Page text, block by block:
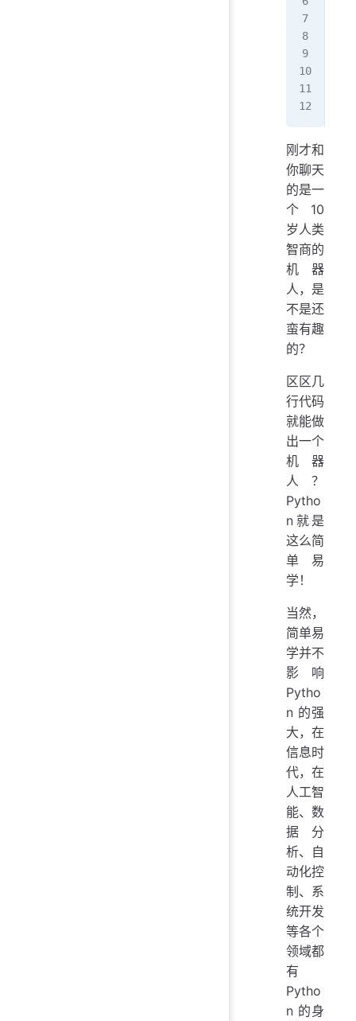
刚才和
你聊天
的是一
个10
岁人类
智商的
机器
人，是
不是还
蛮有趣
的？
区区几
行代码
就能做
出一个
机器
人？
Pytho
n就是
这么简
单易
学！
当然，
简单易
学并不
影响
Pytho
n 的强
大，在
信息时
代，在
人工智
能、数
据分
析、自
动化控
制、系
统开发
等各个
领域都
有
Pytho
n 的身